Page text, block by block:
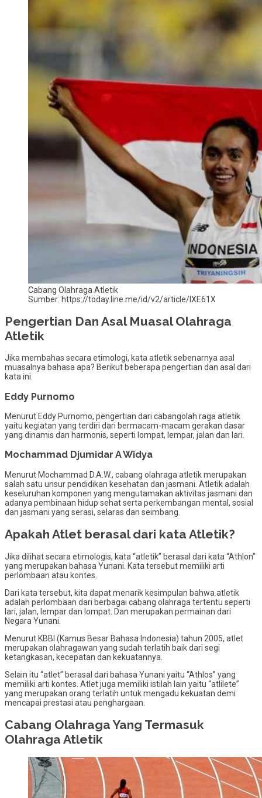
Cabang Olahraga Atletik
Sumber: https://today.line.me/id/v2/article/lXE61X
Pengertian Dan Asal Muasal Olahraga
Atletik
Jika membahas secara etimologi, kata atletik sebenarnya asal
muasalnya bahasa apa? Berikut beberapa pengertian dan asal dari
kata ini.
Eddy Purnomo
Menurut Eddy Purnomo, pengertian dari cabangolah raga atletik
yaitu kegiatan yang terdiri dari bermacam-macam gerakan dasar
yang dinamis dan harmonis, seperti lompat, lempar, jalan dan lari.
Mochammad Djumidar A Widya
Menurut Mochammad D.A.W., cabang olahraga atletik merupakan
salah satu unsur pendidikan kesehatan dan jasmani. Atletik adalah
keseluruhan komponen yang mengutamakan aktivitas jasmani dan
adanya pembinaan hidup sehat serta perkembangan mental, sosial
dan jasmani yang serasi, selaras dan seimbang.
Apakah Atlet berasal dari kata Atletik?
Jika dilihat secara etimologis, kata “atletik” berasal dari kata “Athlon”
yang merupakan bahasa Yunani. Kata tersebut memiliki arti
perlombaan atau kontes.
Dari kata tersebut, kita dapat menarik kesimpulan bahwa atletik
adalah perlombaan dari berbagai cabang olahraga tertentu seperti
lari, jalan, lempar dan lompat. Dan merupakan permainan dari
Negara Yunani.
Menurut KBBI (Kamus Besar Bahasa Indonesia) tahun 2005, atlet
merupakan olahragawan yang sudah terlatih baik dari segi
ketangkasan, kecepatan dan kekuatannya.
Selain itu “atlet” berasal dari bahasa Yunani yaitu “Athlos” yang
memiliki arti kontes. Atlet juga memiliki istilah lain yaitu “atlilete”
yang merupakan orang terlatih untuk mengadu kekuatan demi
mencapai prestasi atau penghargaan.
Cabang Olahraga Yang Termasuk
Olahraga Atletik